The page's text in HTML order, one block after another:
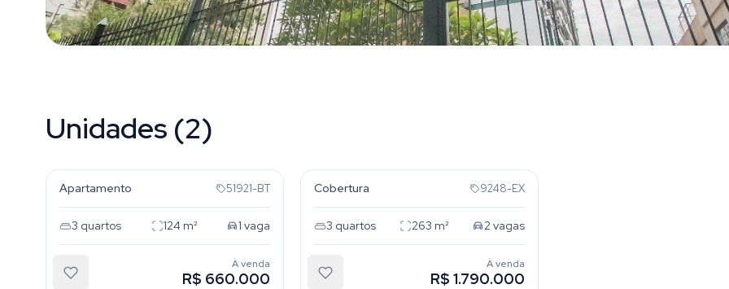
Unidades (2)
Apartamento 51921-BT
3 quartos 124 m² 1 vaga
À venda
R$ 660.000
Cobertura 9248-EX
3 quartos 263 m² 2vagas
À venda
R$ 1.790.000